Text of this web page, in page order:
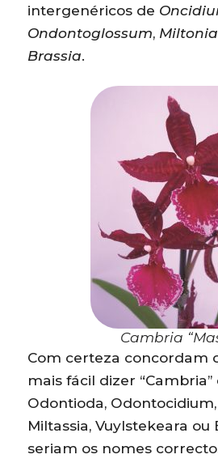
intergenéricos de
Ondontoglossum, Miltonia
Brassia.
Cambria
Com certeza concordam
mais fácil dizer “Cambria”
Odontioda,
Miltassia, Vuylstekeara ou
seriam os nomes